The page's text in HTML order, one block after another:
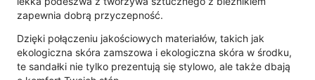
zapewnia dobrą przyczepność.
Dzięki połączeniu jakościowych materiałów, takich jak
ekologiczna skóra zamszowa i ekologiczna skóra w środku,
te sandałki nie tylko prezentują się stylowo, ale także dbają